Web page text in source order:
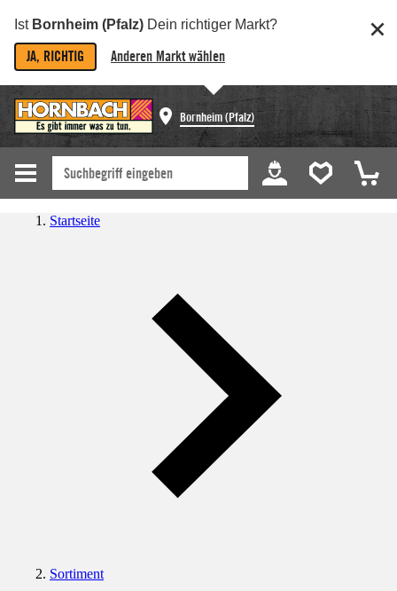
Ist Bornheim (Pfalz) Dein richtiger Markt?
JA, RICHTIG Anderen Markt wählen
Bornheim (Pfalz)
Startseite
Sortiment